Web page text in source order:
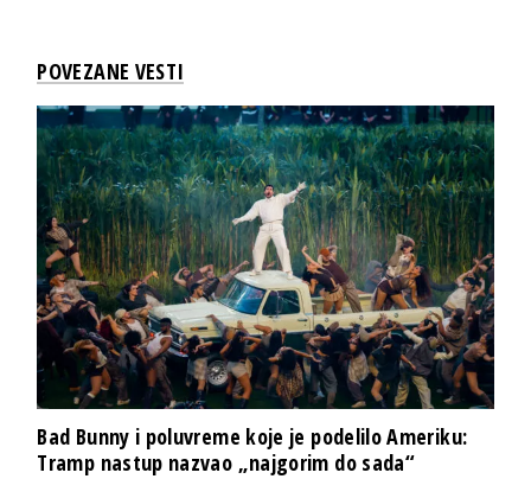
POVEZANE VESTI
Bad Bunny i poluvreme koje je podelilo Ameriku:
Tramp nastup nazvao „najgorim do sada“